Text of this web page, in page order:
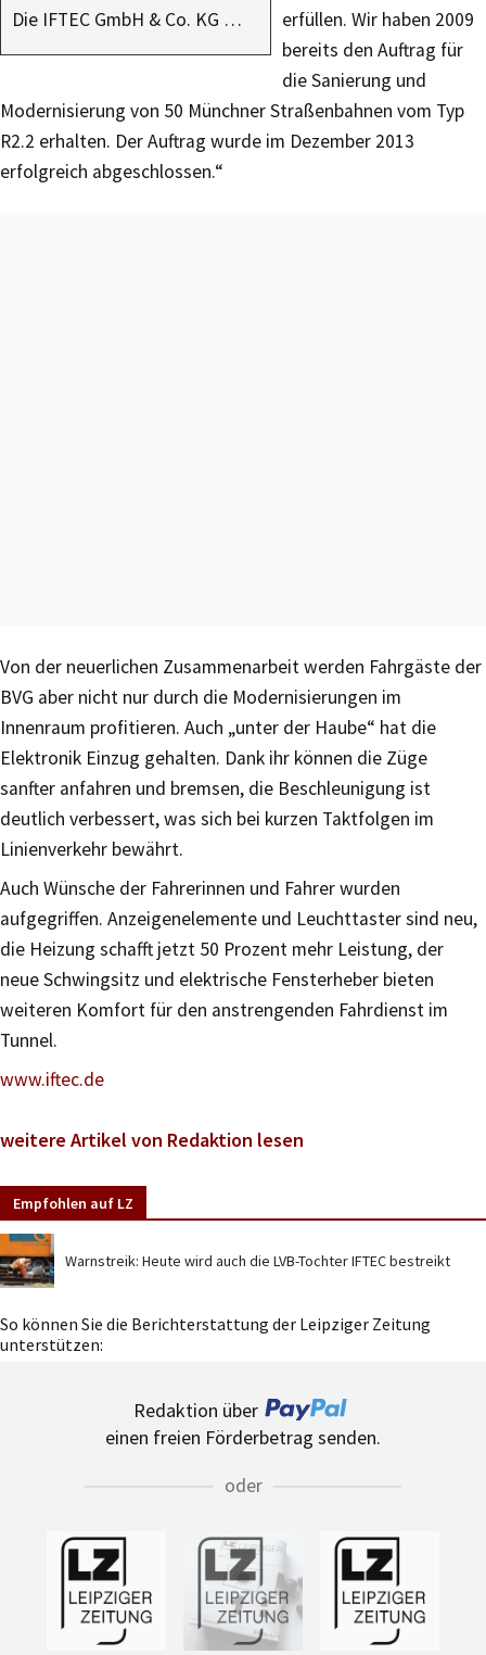
Die IFTEC GmbH & Co. KG …
erfüllen. Wir haben 2009
bereits den Auftrag für
die Sanierung und
Modernisierung von 50 Münchner Straßenbahnen vom Typ
R2.2 erhalten. Der Auftrag wurde im Dezember 2013
erfolgreich abgeschlossen.“
Von der neuerlichen Zusammenarbeit werden Fahrgäste der
BVG aber nicht nur durch die Modernisierungen im
Innenraum profitieren. Auch „unter der Haube“ hat die
Elektronik Einzug gehalten. Dank ihr können die Züge
sanfter anfahren und bremsen, die Beschleunigung ist
deutlich verbessert, was sich bei kurzen Taktfolgen im
Linienverkehr bewährt.
Auch Wünsche der Fahrerinnen und Fahrer wurden
aufgegriffen. Anzeigenelemente und Leuchttaster sind neu,
die Heizung schafft jetzt 50 Prozent mehr Leistung, der
neue Schwingsitz und elektrische Fensterheber bieten
weiteren Komfort für den anstrengenden Fahrdienst im
Tunnel.
www.iftec.de
weitere Artikel von Redaktion lesen
Empfohlen auf LZ
Warnstreik: Heute wird auch die LVB-Tochter IFTEC bestreikt
So können Sie die Berichterstattung der Leipziger Zeitung
unterstützen:
Redaktion über
einen freien Förderbetrag senden.
oder